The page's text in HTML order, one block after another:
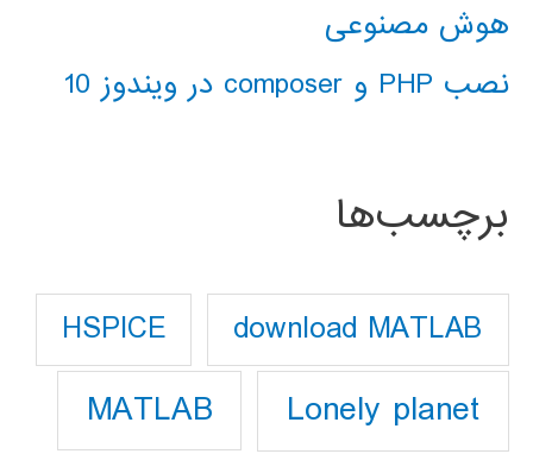
هوش مصنوعی
نصب PHP و composer در ویندوز 10
برچسب‌ها
download MATLAB
HSPICE
Lonely planet
MATLAB